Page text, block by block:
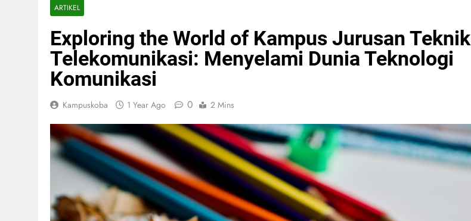
ARTIKEL
Exploring the World of Kampus Jurusan Teknik
Telekomunikasi: Menyelami Dunia Teknologi
Komunikasi
Kampuskoba 1 Year Ago 0 2 Mins